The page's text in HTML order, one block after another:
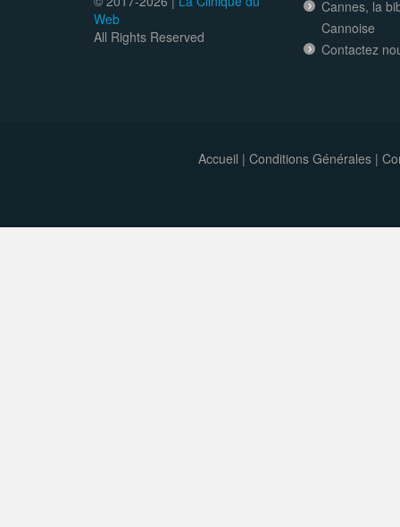
Web
All Rights Reserved
Cannes, la
Cannoise
Contactez
Accueil | Conditions Générales|